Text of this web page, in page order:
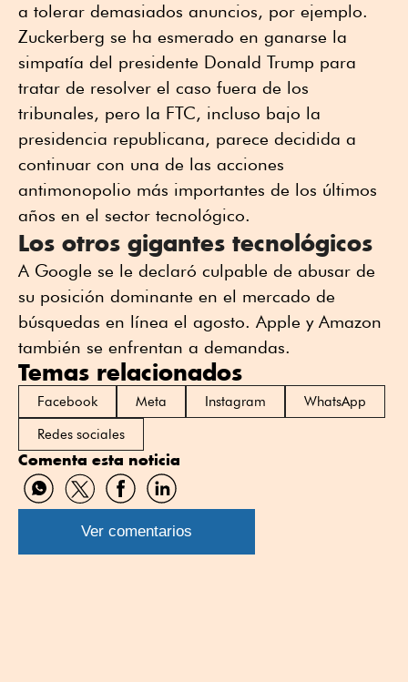
a tolerar demasiados anuncios, por ejemplo.
Zuckerberg se ha esmerado en ganarse la
simpatía del presidente Donald Trump para
tratar de resolver el caso fuera de los
tribunales, pero la FTC, incluso bajo la
presidencia republicana, parece decidida a
continuar con una de las acciones
antimonopolio más importantes de los últimos
años en el sector tecnológico.
Los otros gigantes tecnológicos
A Google se le declaró culpable de abusar de
su posición dominante en el mercado de
búsquedas en línea el agosto. Apple y Amazon
también se enfrentan a demandas.
Temas relacionados
Facebook Meta Instagram
WhatsApp
Redes sociales
Comenta esta noticia
Compartir
por
WhatsApp
Compartir
por
Twitter
Compartir
por
Facebook
Compartir
por
Linkedin
Ver comentarios